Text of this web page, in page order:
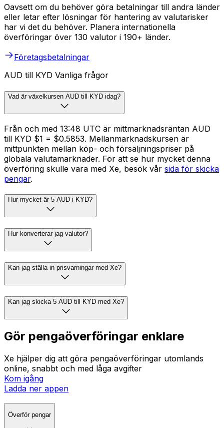
Oavsett om du behöver göra betalningar till andra länder
eller letar efter lösningar för hantering av valutarisker
har vi det du behöver. Planera internationella
överföringar över 130 valutor i 190+ länder.
Företagsbetalningar
AUD till KYD Vanliga frågor
Vad är växelkursen AUD till KYD idag?
Från och med 13:48 UTC är mittmarknadsräntan AUD
till KYD $1 = $0.5853. Mellanmarknadskursen är
mittpunkten mellan köp- och försäljningspriser på
globala valutamarknader. För att se hur mycket denna
överföring skulle vara med Xe, besök vår sida för skicka
pengar.
Hur mycket är 5 AUD i KYD?
Hur konverterar jag valutor?
Kan jag ställa in prisvarningar med Xe?
Kan jag skicka 5 AUD till KYD med Xe?
Gör pengaöverföringar enklare
Xe hjälper dig att göra pengaöverföringar utomlands
online, snabbt och med låga avgifter
Kom igång
Ladda ner appen
Överför pengar